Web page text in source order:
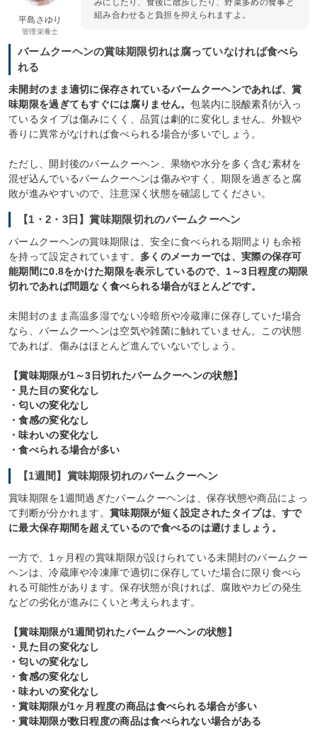
平島さゆり
管理栄養士
みにしたり、食後に散歩したり、野菜多めの食事と
組み合わせると負担を抑えられますよ。
バームクーヘンの賞味期限切れは腐っていなければ食べら
れる
未開封のまま適切に保存されているバームクーヘンであれば、賞
味期限を過ぎてもすぐには腐りません。包装内に脱酸素剤が入っ
ているタイプは傷みにくく、品質は劇的に変化しません。外観や
香りに異常がなければ食べられる場合が多いでしょう。
ただし、開封後のバームクーヘン、果物や水分を多く含む素材を
混ぜ込んでいるバームクーヘンは傷みやすく、期限を過ぎると腐
敗が進みやすいので、注意深く状態を確認してください。
【1・2・3日】賞味期限切れのバームクーヘン
バームクーヘンの賞味期限は、安全に食べられる期間よりも余裕
を持って設定されています。 多くのメーカーでは、実際の保存可
能期間に0.8をかけた期限を表示しているので、1～3日程度の期限
切れであれば問題なく食べられる場合がほとんどです。
未開封のまま高温多湿でない冷暗所や冷蔵庫に保存していた場合
なら、バームクーヘンは空気や雑菌に触れていません。この状態
であれば、傷みはほとんど進んでいないでしょう。
【賞味期限が1～3日切れたバームクーヘンの状態】
・見た目の変化なし
・匂いの変化なし
・食感の変化なし
・味わいの変化なし
・食べられる場合が多い
【1週間】賞味期限切れのバームクーヘン
賞味期限を1週間過ぎたバームクーヘンは、保存状態や商品によっ
て判断が分かれます。 賞味期限が短く設定されたタイプは、すで
に最大保存期間を超えているので食べるのは避けましょう。
一方で、1ヶ月程の賞味期限が設けられている未開封のバームクー
ヘンは、冷蔵庫や冷凍庫で適切に保存していた場合に限り食べら
れる可能性があります。保存状態が良ければ、腐敗やカビの発生
などの劣化が進みにくいと考えられます。
【賞味期限が1週間切れたバームクーヘンの状態】
・見た目の変化なし
・匂いの変化なし
・食感の変化なし
・味わいの変化なし
・賞味期限が1ヶ月程度の商品は食べられる場合が多い
・賞味期限が数日程度の商品は食べられない場合がある